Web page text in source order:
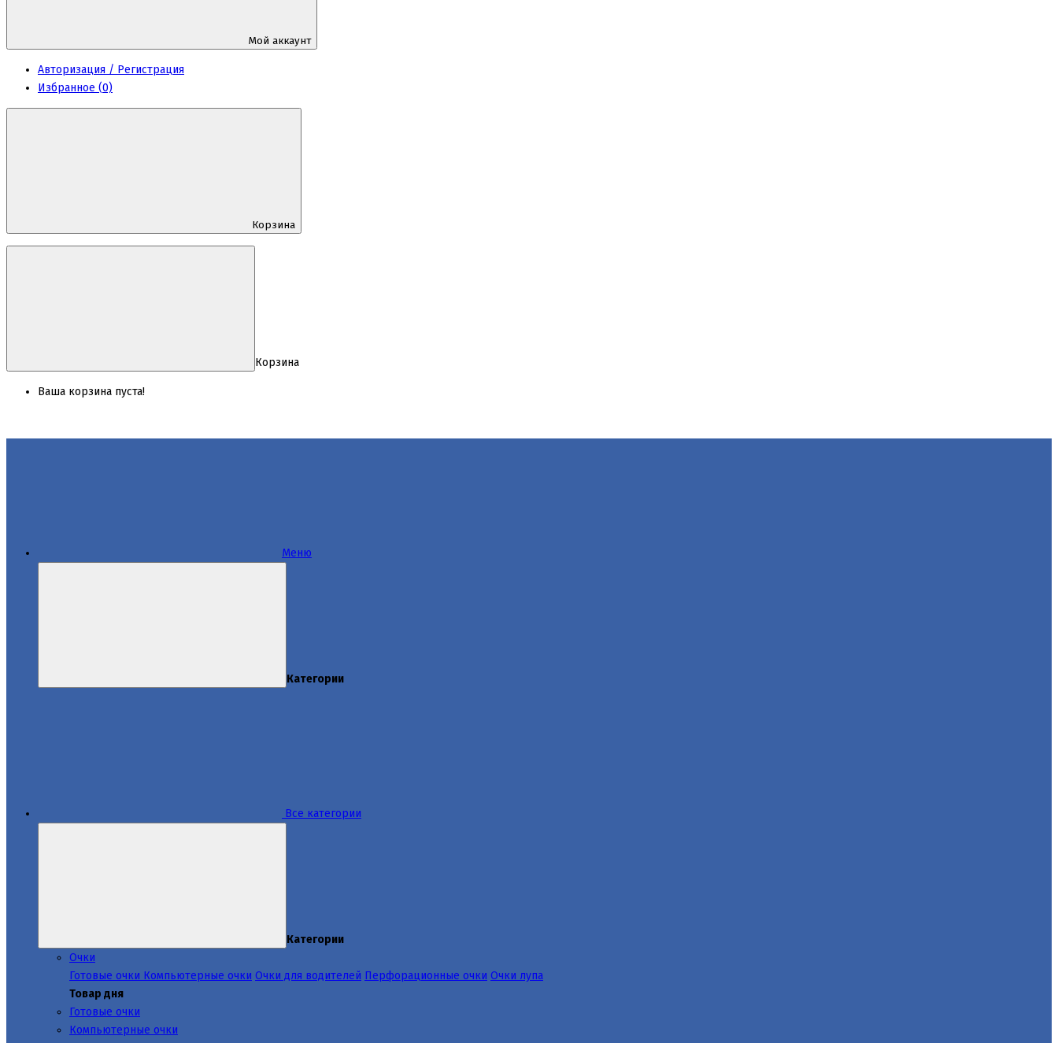
Мой аккаунт
Авторизация / Регистрация
Избранное (0)
Корзина
Корзина
Ваша корзина пуста!
Меню
Категории
Все категории
Категории
Очки
Готовые очки Компьютерные очки Очки для водителей Перфорационные очки Очки лупа
Товар дня
Готовые очки
Компьютерные очки